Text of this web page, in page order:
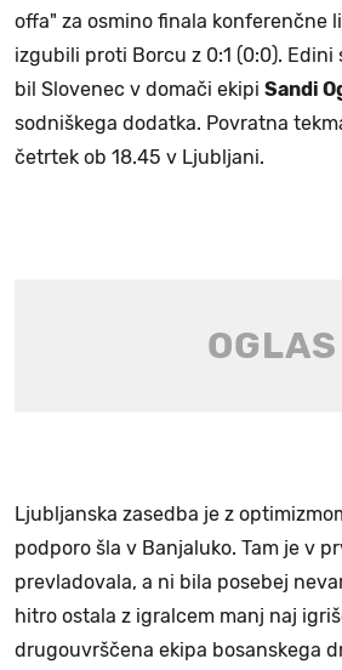
offa" za osmino finala konferenčne
izgubili proti Borcu z 0:1 (0:0).
bil Slovenec v domači ekipi Sandi
sodniškega dodatka. Povratna
četrtek ob 18.45 v Ljubljani.
Ljubljanska zasedba je z
podporo šla v Banjaluko. Tam je v
prevladovala, a ni bila posebej
hitro ostala z igralcem manj naj
drugouvrščena ekipa bosanskega